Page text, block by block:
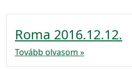
Roma 2016.12.12.
Tovább olvasom »